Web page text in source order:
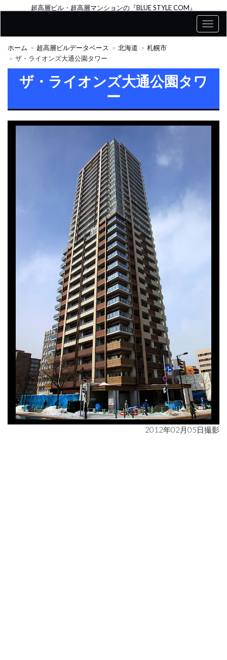
超高層ビル・超高層マンションの『BLUE STYLE COM』
ホーム 超高層ビルデータベース 北海道
札幌市
ザ・ライオンズ大通公園タワー
ザ・ライオンズ大通公園タワ
ー
2012年02月05日撮影